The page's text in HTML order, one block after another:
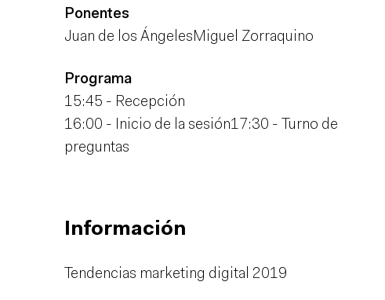
Ponentes
Juan de los ÁngelesMiguel Zorraquino
Programa
15:45 - Recepción
16:00 - Inicio de la sesión17:30 - Turno de
preguntas
Información
Tendencias marketing digital 2019